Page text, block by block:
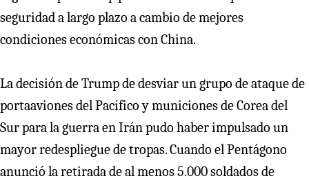
seguridad a largo plazo a cambio de mejores
condiciones económicas con China.
La decisión de Trump de desviar un grupo de ataque de
portaaviones del Pacífico y municiones de Corea del
Sur para la guerra en Irán pudo haber impulsado un
mayor redespliegue de tropas. Cuando el Pentágono
anunció la retirada de al menos 5.000 soldados de